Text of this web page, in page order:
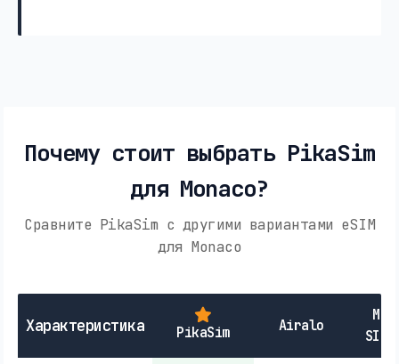
Почему стоит выбрать PikaSim
для Monaco?
Сравните PikaSim с другими вариантами eSIM
для Monaco
Характеристика PikaSim Airalo
SIM-